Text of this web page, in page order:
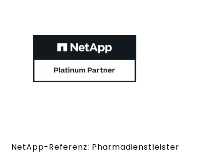
NetApp-Referenz: Pharmadienstleister